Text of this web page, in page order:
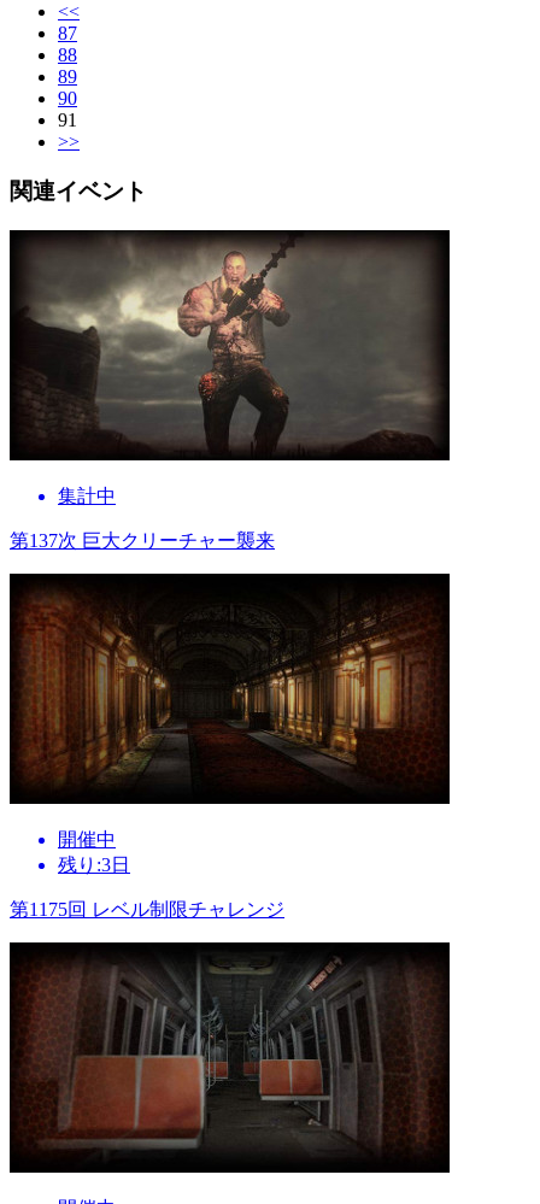
<<
87
88
89
90
91
>>
関連イベント
集計中
第137次 巨大クリーチャー襲来
開催中
残り:3日
第1175回 レベル制限チャレンジ